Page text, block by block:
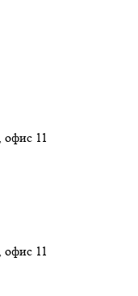
офис 11
офис 11